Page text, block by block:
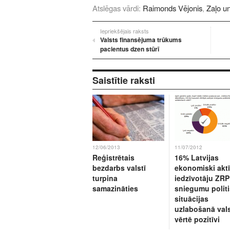
Atslēgas vārdi: Raimonds Vējonis, Zaļo
Iepriekšējais raksts
Valsts finansējuma trūkums
pacientus dzen stūrī
Saistītie raksti
12/06/2013
Reģistrētais
bezdarbs valstī
turpina
samazināties
11/07/2012
16% Latvijas
ekonomiski
iedzīvotāju ZRP
sniegumu
situācijas
uzlabošanā
vērtē pozitīvi